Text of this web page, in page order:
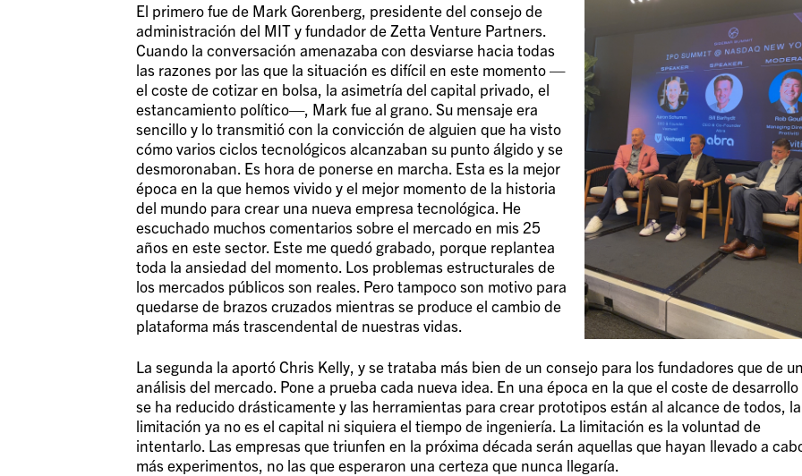
El primero fue de Mark Gorenberg, presidente del consejo de
administración del MIT y fundador de Zetta Venture Partners.
Cuando la conversación amenazaba con desviarse hacia todas
las razones por las que la situación es difícil en este momento —
el coste de cotizar en bolsa, la asimetría del capital privado, el
estancamiento político—, Mark fue al grano. Su mensaje era
sencillo y lo transmitió con la convicción de alguien que ha visto
cómo varios ciclos tecnológicos alcanzaban su punto álgido y se
desmoronaban. Es hora de ponerse en marcha. Esta es la mejor
época en la que hemos vivido y el mejor momento de la historia
del mundo para crear una nueva empresa tecnológica. He
escuchado muchos comentarios sobre el mercado en mis 25
años en este sector. Este me quedó grabado, porque replantea
toda la ansiedad del momento. Los problemas estructurales de
los mercados públicos son reales. Pero tampoco son motivo para
quedarse de brazos cruzados mientras se produce el cambio de
plataforma más trascendental de nuestras vidas.
La segunda la aportó Chris Kelly, y se trataba más bien de un consejo para los fundadores que de
análisis del mercado. Pone a prueba cada nueva idea. En una época en la que el coste de desarrollo
se ha reducido drásticamente y las herramientas para crear prototipos están al alcance de todos, la
limitación ya no es el capital ni siquiera el tiempo de ingeniería. La limitación es la voluntad de
intentarlo. Las empresas que triunfen en la próxima década serán aquellas que hayan llevado a
más experimentos, no las que esperaron una certeza que nunca llegaría.